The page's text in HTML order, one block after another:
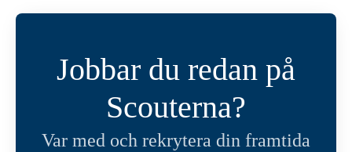
Jobbar du redan på
Scouterna?
Var med och rekrytera din framtida